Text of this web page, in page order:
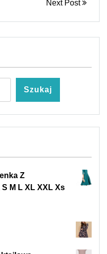
Next Post
Szukaj
Z
M L XL XXL Xs